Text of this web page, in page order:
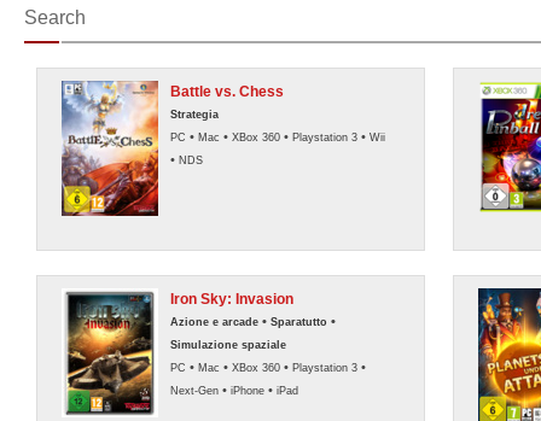
Search
Battle vs. Chess
Strategia
PC • Mac • XBox 360 • Playstation 3 • Wii
• NDS
Iron Sky: Invasion
Azione e arcade • Sparatutto •
Simulazione spaziale
PC • Mac • XBox 360 • Playstation 3 •
Next-Gen • iPhone • iPad